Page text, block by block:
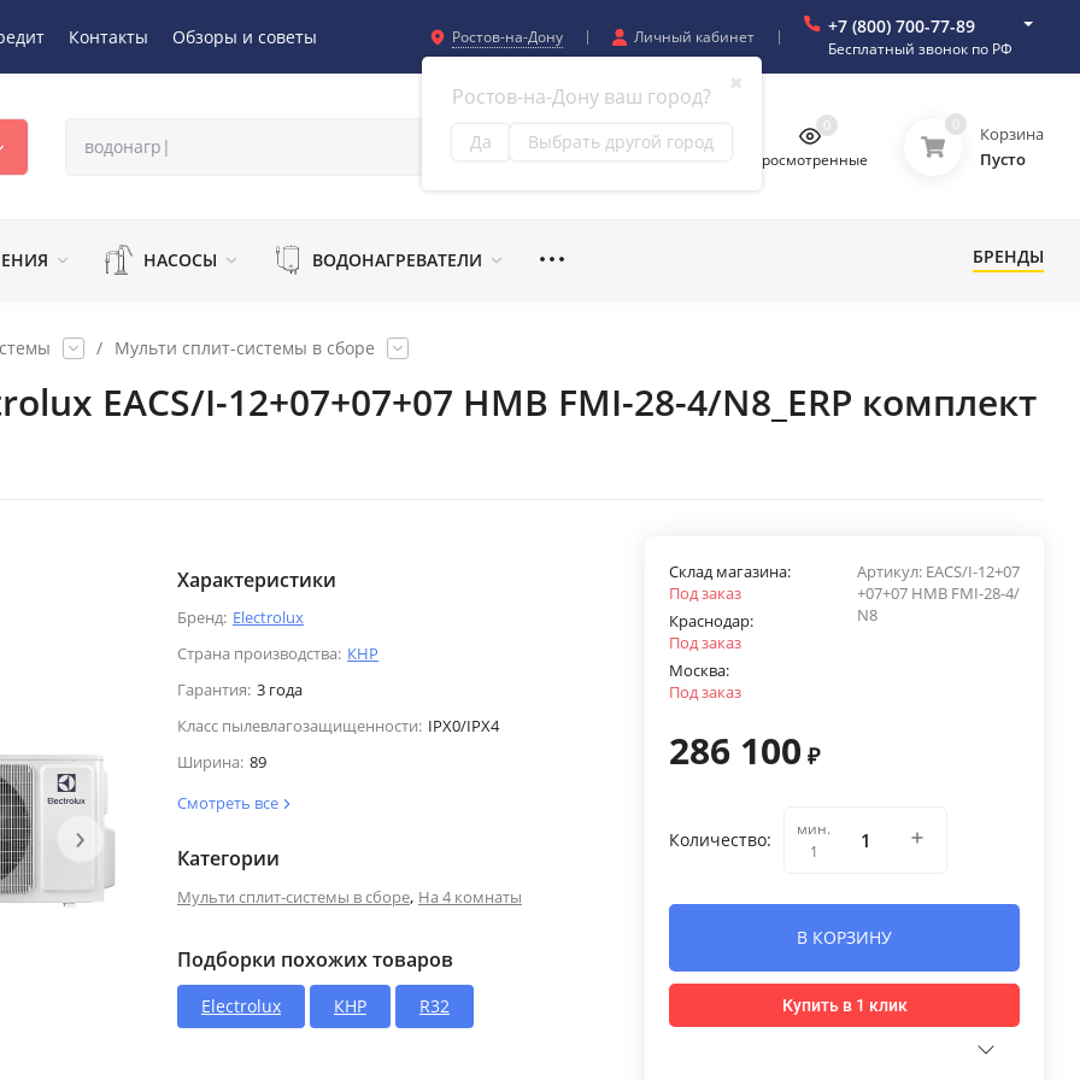
Контакты Обзоры и советы Ростов-на-Дону
✖
Ростов-на-Дону ваш город?
Да Выбрать другой город
Личный кабинет +7 (800) 700-77-89
Бесплатный звонок по РФ
Просмотренные
0 0
Корзина
Пусто
НАСОСЫ ВОДОНАГРЕВАТЕЛИ БРЕНДЫ
/ Мульти сплит-системы в сборе
EACS/I-12+07+07+07 НMB FMI-28-4/N8_ERP комплект
›
Характеристики
Бренд: Electrolux
Страна производства: КНР
Гарантия: 3 года
Класс пылевлагозащищенности: IPX0/IPX4
Ширина: 89
Смотреть все
Категории
Мульти сплит-системы в сборе, На 4 комнаты
Подборки похожих товаров
Electrolux КНР R32
Артикул: EACS/I-12+07
+07+07 НMB FMI-28-4/
N8
Склад магазина:
Под заказ
Краснодар:
Под заказ
Москва:
Под заказ
286 100 ₽
Количество:
мин.
1
В КОРЗИНУ
Купить в 1 клик